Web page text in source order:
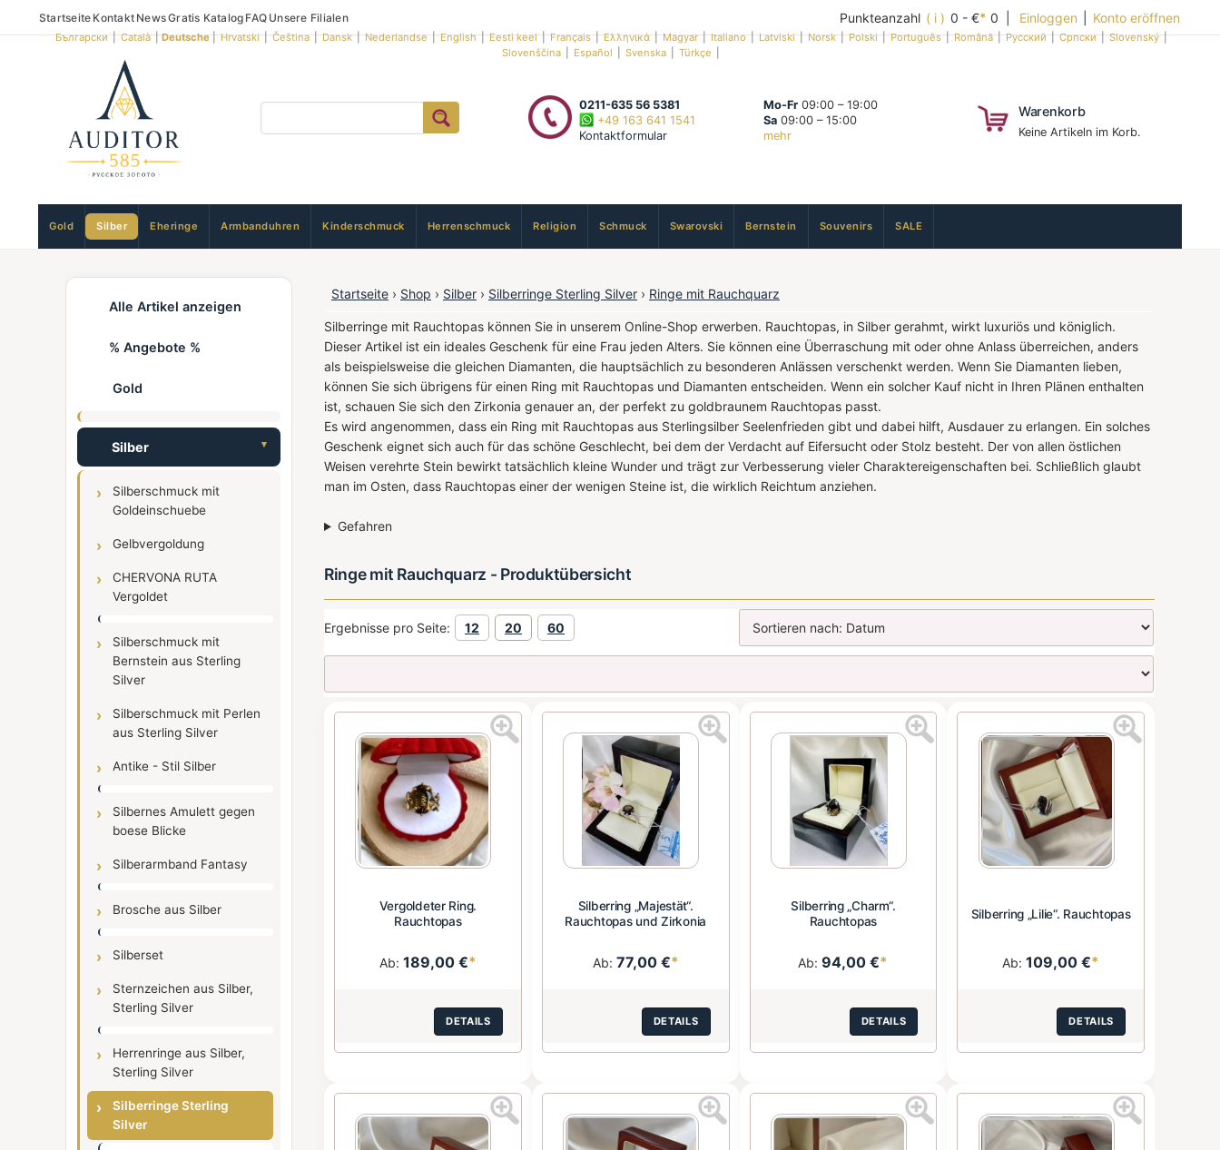
Startseite Kontakt NewsGratis Katalog FAQ Unsere Filialen Punkteanzahl ( i ) 0 - €* 0 | Einloggen Konto eröffnen
Български|Català|Deutsche|Hrvatski|Čeština|Dansk|Nederlandse|English|Eesti keel|Français|Ελληνικά|Magyar|Italiano|Latviski|Norsk|Polski|Português|Română|Русский|Српски|Slovenský|
Slovenščina
Español Svenska Türkçe
0211-635 56 5381
+49 163 641 1541
Kontaktformular
Mo-Fr09:00 – 19:00
Sa09:00 – 15:00
mehr
Warenkorb
Keine Artikeln im Korb.
Gold Silber Eheringe Armbanduhren Kinderschmuck Herrenschmuck Religion Schmuck Swarovski Bernstein Souvenirs SALE
Alle Artikel anzeigen
% Angebote %
Gold
Silber
Silberschmuck mit
Goldeinschuebe
Gelbvergoldung
CHERVONA RUTA
Vergoldet
Silberschmuck mit
Bernstein aus Sterling
Silver
Silberschmuck mit Perlen
aus Sterling Silver
Antike - Stil Silber
Silbernes Amulett gegen
boese Blicke
Silberarmband Fantasy
Brosche aus Silber
Silberset
Sternzeichen aus Silber,
Sterling Silver
Herrenringe aus Silber,
Sterling Silver
Silberringe Sterling
Silver
Startseite › Shop › Silber › Silberringe Sterling Silver › Ringe mit Rauchquarz
Silberringe mit Rauchtopas können Sie in unserem Online-Shop erwerben. Rauchtopas, in Silber gerahmt, wirkt luxuriös und königlich.
Dieser Artikel ist ein ideales Geschenk für eine Frau jeden Alters. Sie können eine Überraschung mit oder ohne Anlass überreichen, anders
als beispielsweise die gleichen Diamanten, die hauptsächlich zu besonderen Anlässen verschenkt werden. Wenn Sie Diamanten lieben,
können Sie sich übrigens für einen Ring mit Rauchtopas und Diamanten entscheiden. Wenn ein solcher Kauf nicht in Ihren Plänen enthalten
ist, schauen Sie sich den Zirkonia genauer an, der perfekt zu goldbraunem Rauchtopas passt.
Es wird angenommen, dass ein Ring mit Rauchtopas aus Sterlingsilber Seelenfrieden gibt und dabei hilft, Ausdauer zu erlangen. Ein solches
Geschenk eignet sich auch für das schöne Geschlecht, bei dem der Verdacht auf Eifersucht oder Stolz besteht. Der von allen östlichen
Weisen verehrte Stein bewirkt tatsächlich kleine Wunder und trägt zur Verbesserung vieler Charaktereigenschaften bei. Schließlich glaubt
man im Osten, dass Rauchtopas einer der wenigen Steine ​​ist, die wirklich Reichtum anziehen.
Gefahren
Ringe mit Rauchquarz - Produktübersicht
Ergebnisse pro Seite: 12 20 60
Vergoldeter Ring.
Rauchtopas
Ab: 189,00 €*
DETAILS
Silberring „Majestät“.
Rauchtopas und Zirkonia
Ab: 77,00 €*
DETAILS
Silberring „Charm“.
Rauchtopas
Ab:94,00 €*
DETAILS
Silberring „Lilie“. Rauchtopas
Ab:109,00 €*
DETAILS